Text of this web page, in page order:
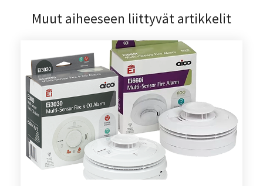
Muut aiheeseen liittyvät artikkelit